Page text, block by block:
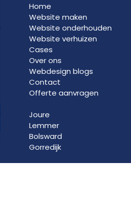
Home
Website maken
Website onderhouden
Website verhuizen
Cases
Over ons
Webdesign blogs
Contact
Offerte aanvragen
Joure
Lemmer
Bolsward
Gorredijk